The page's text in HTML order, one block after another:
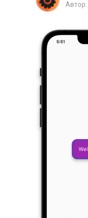
Автор: